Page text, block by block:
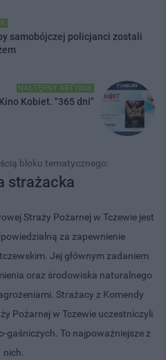
samobójczej policjanci zostali
NASTĘPNY ARTYKUŁ
Kino Kobiet. "365 dni"
bloku tematycznego:
strażacka
Straży Pożarnej w Tczewie jest
za zapewnienie
Jej głównym zadaniem
oraz środowiska naturalnego
Strażacy z Komendy
Pożarnej w Tczewie uczestniczyli
gaśniczych. To najpoważniejsze z
nich.